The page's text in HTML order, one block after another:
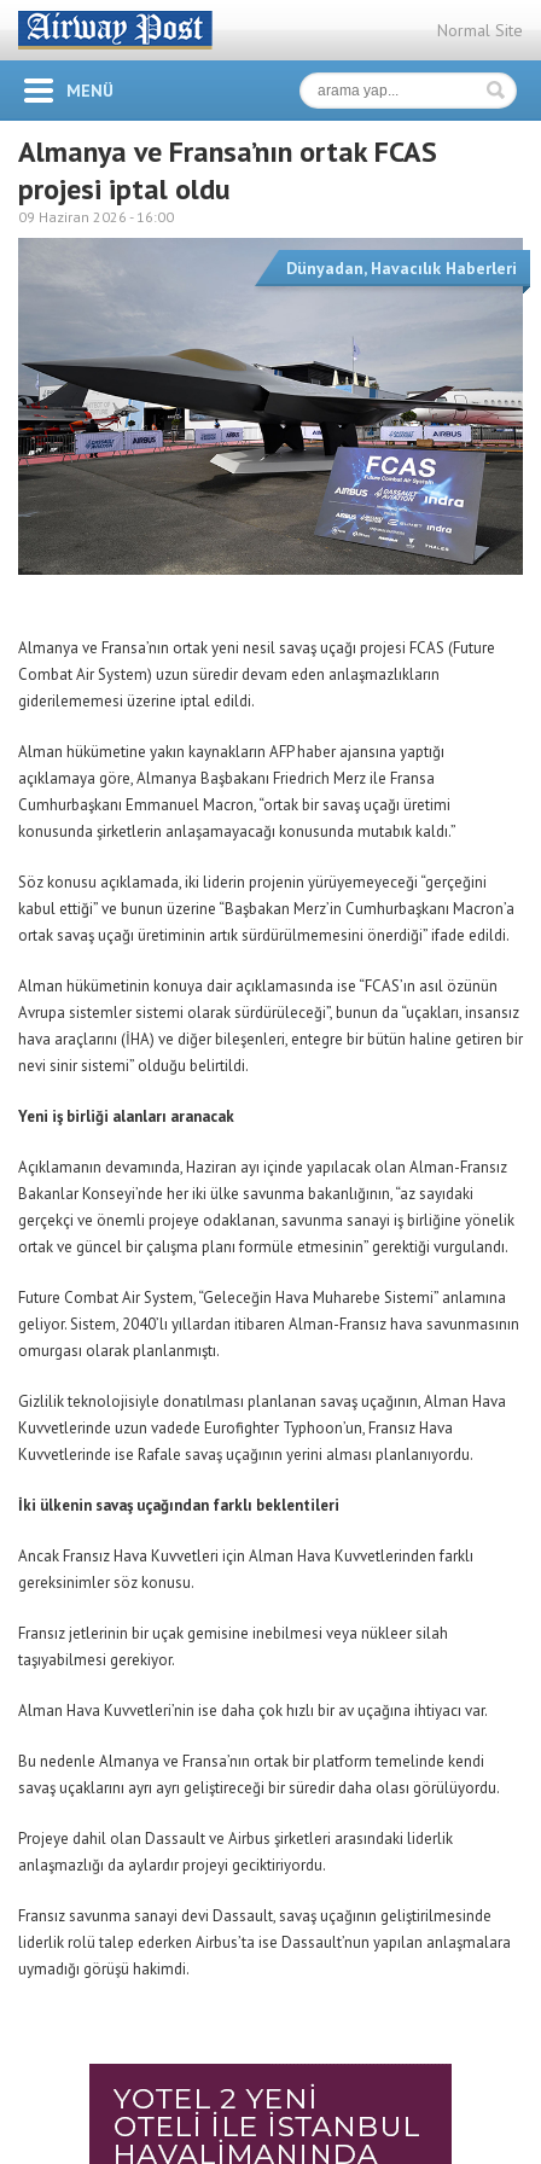
Normal Site
MENÜ
Almanya ve Fransa’nın ortak FCAS
projesi iptal oldu
09 Haziran 2026 - 16:00
Dünyadan, Havacılık Haberleri
Almanya ve Fransa’nın ortak yeni nesil savaş uçağı projesi FCAS (Future
Combat Air System) uzun süredir devam eden anlaşmazlıkların
giderilememesi üzerine iptal edildi.
Alman hükümetine yakın kaynakların AFP haber ajansına yaptığı
açıklamaya göre, Almanya Başbakanı Friedrich Merz ile Fransa
Cumhurbaşkanı Emmanuel Macron, “ortak bir savaş uçağı üretimi
konusunda şirketlerin anlaşamayacağı konusunda mutabık kaldı.”
Söz konusu açıklamada, iki liderin projenin yürüyemeyeceği “gerçeğini
kabul ettiği” ve bunun üzerine “Başbakan Merz’in Cumhurbaşkanı Macron’a
ortak savaş uçağı üretiminin artık sürdürülmemesini önerdiği” ifade edildi.
Alman hükümetinin konuya dair açıklamasında ise “FCAS’ın asıl özünün
Avrupa sistemler sistemi olarak sürdürüleceği”, bunun da “uçakları, insansız
hava araçlarını (İHA) ve diğer bileşenleri, entegre bir bütün haline getiren bir
nevi sinir sistemi” olduğu belirtildi.
Yeni iş birliği alanları aranacak
Açıklamanın devamında, Haziran ayı içinde yapılacak olan Alman-Fransız
Bakanlar Konseyi’nde her iki ülke savunma bakanlığının, “az sayıdaki
gerçekçi ve önemli projeye odaklanan, savunma sanayi iş birliğine yönelik
ortak ve güncel bir çalışma planı formüle etmesinin” gerektiği vurgulandı.
Future Combat Air System, “Geleceğin Hava Muharebe Sistemi” anlamına
geliyor. Sistem, 2040’lı yıllardan itibaren Alman-Fransız hava savunmasının
omurgası olarak planlanmıştı.
Gizlilik teknolojisiyle donatılması planlanan savaş uçağının, Alman Hava
Kuvvetlerinde uzun vadede Eurofighter Typhoon’un, Fransız Hava
Kuvvetlerinde ise Rafale savaş uçağının yerini alması planlanıyordu.
İki ülkenin savaş uçağından farklı beklentileri
Ancak Fransız Hava Kuvvetleri için Alman Hava Kuvvetlerinden farklı
gereksinimler söz konusu.
Fransız jetlerinin bir uçak gemisine inebilmesi veya nükleer silah
taşıyabilmesi gerekiyor.
Alman Hava Kuvvetleri’nin ise daha çok hızlı bir av uçağına ihtiyacı var.
Bu nedenle Almanya ve Fransa’nın ortak bir platform temelinde kendi
savaş uçaklarını ayrı ayrı geliştireceği bir süredir daha olası görülüyordu.
Projeye dahil olan Dassault ve Airbus şirketleri arasındaki liderlik
anlaşmazlığı da aylardır projeyi geciktiriyordu.
Fransız savunma sanayi devi Dassault, savaş uçağının geliştirilmesinde
liderlik rolü talep ederken Airbus’ta ise Dassault’nun yapılan anlaşmalara
uymadığı görüşü hakimdi.